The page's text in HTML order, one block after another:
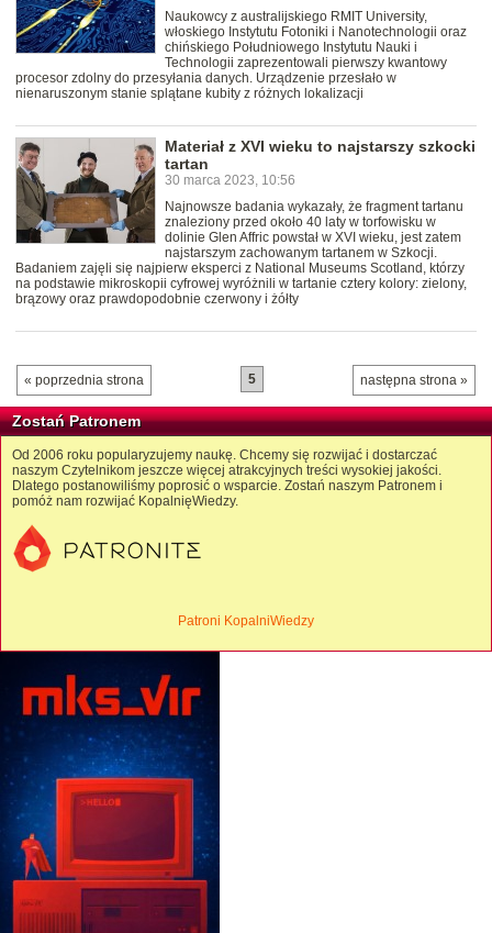
Naukowcy z australijskiego RMIT University,
włoskiego Instytutu Fotoniki i Nanotechnologii oraz
chińskiego Południowego Instytutu Nauki i
Technologii zaprezentowali pierwszy kwantowy
procesor zdolny do przesyłania danych. Urządzenie przesłało w
nienaruszonym stanie splątane kubity z różnych lokalizacji
Materiał z XVI wieku to najstarszy szkocki
tartan
30 marca 2023, 10:56
Najnowsze badania wykazały, że fragment tartanu
znaleziony przed około 40 laty w torfowisku w
dolinie Glen Affric powstał w XVI wieku, jest zatem
najstarszym zachowanym tartanem w Szkocji.
Badaniem zajęli się najpierw eksperci z National Museums Scotland, którzy
na podstawie mikroskopii cyfrowej wyróżnili w tartanie cztery kolory: zielony,
brązowy oraz prawdopodobnie czerwony i żółty
« poprzednia strona następna strona »
5
Zostań Patronem
Od 2006 roku popularyzujemy naukę. Chcemy się rozwijać i dostarczać
naszym Czytelnikom jeszcze więcej atrakcyjnych treści wysokiej jakości.
Dlatego postanowiliśmy poprosić o wsparcie. Zostań naszym Patronem i
pomóż nam rozwijać KopalnięWiedzy.
Patroni KopalniWiedzy